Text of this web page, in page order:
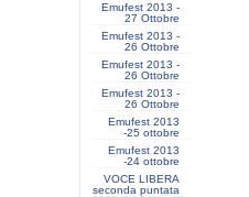
Emufest 2013 -
27 Ottobre
Emufest 2013 -
26 Ottobre
Emufest 2013 -
26 Ottobre
Emufest 2013 -
26 Ottobre
Emufest 2013
-25 ottobre
Emufest 2013
-24 ottobre
VOCE LIBERA
seconda puntata